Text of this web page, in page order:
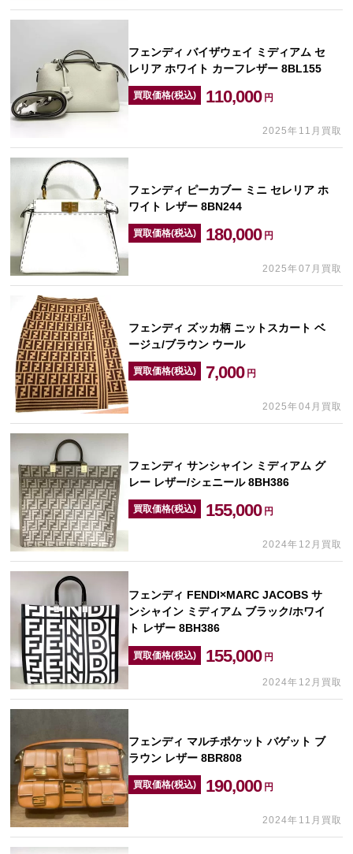
フェンディ バイザウェイ ミディアム セ
レリア ホワイト カーフレザー 8BL155
買取価格(税込) 110,000 円
2025年11月買取
フェンディ ピーカブー ミニ セレリア ホ
ワイト レザー 8BN244
買取価格(税込) 180,000 円
2025年07月買取
フェンディ ズッカ柄 ニットスカート ベ
ージュ/ブラウン ウール
買取価格(税込) 7,000 円
2025年04月買取
フェンディ サンシャイン ミディアム グ
レー レザー/シェニール 8BH386
買取価格(税込) 155,000 円
2024年12月買取
フェンディ FENDI×MARC JACOBS サ
ンシャイン ミディアム ブラック/ホワイ
ト レザー 8BH386
買取価格(税込) 155,000 円
2024年12月買取
フェンディ マルチポケット バゲット ブ
ラウン レザー 8BR808
買取価格(税込) 190,000 円
2024年11月買取